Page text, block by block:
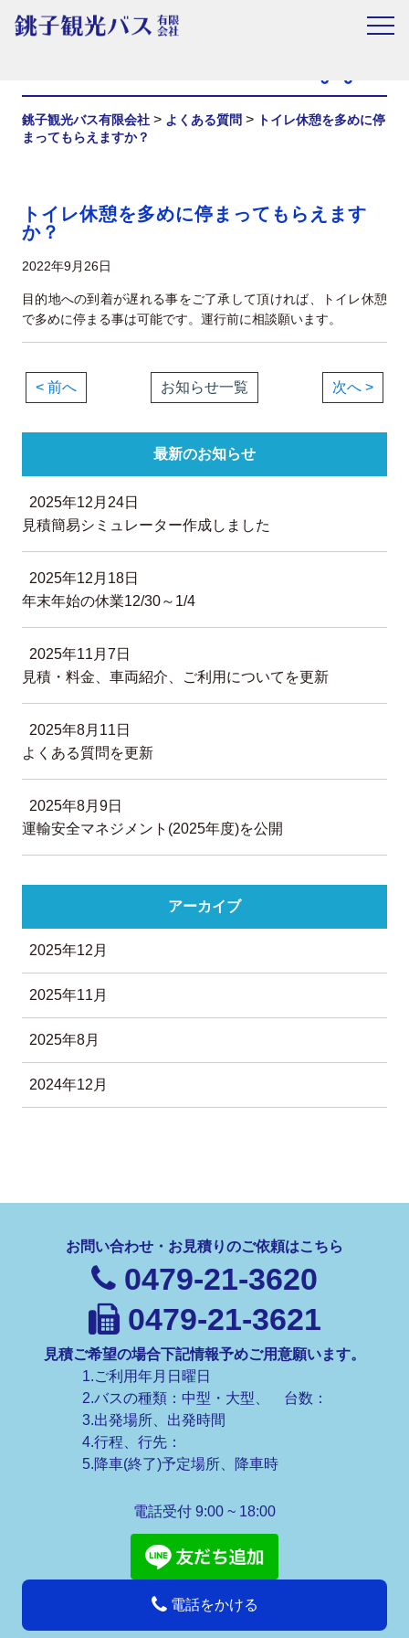
銚子観光バス有限会社 > よくある質問 > トイレ休憩を多めに停
まってもらえますか？
トイレ休憩を多めに停まってもらえます
か？
2022年9月26日
目的地への到着が遅れる事をご了承して頂ければ、トイレ休憩
で多めに停まる事は可能です。運行前に相談願います。
< 前へ お知らせ一覧 次へ >
最新のお知らせ
2025年12月24日
見積簡易シミュレーター作成しました
2025年12月18日
年末年始の休業12/30～1/4
2025年11月7日
見積・料金、車両紹介、ご利用についてを更新
2025年8月11日
よくある質問を更新
2025年8月9日
運輸安全マネジメント(2025年度)を公開
アーカイブ
2025年12月
2025年11月
2025年8月
2024年12月
お問い合わせ・お見積りのご依頼はこちら
0479-21-3620
0479-21-3621
見積ご希望の場合下記情報予めご用意願います。
1.ご利用年月日曜日
2.バスの種類：中型・大型、 台数：
3.出発場所、出発時間
4.行程、行先：
5.降車(終了)予定場所、降車時
電話受付 9:00 ~ 18:00
電話をかける